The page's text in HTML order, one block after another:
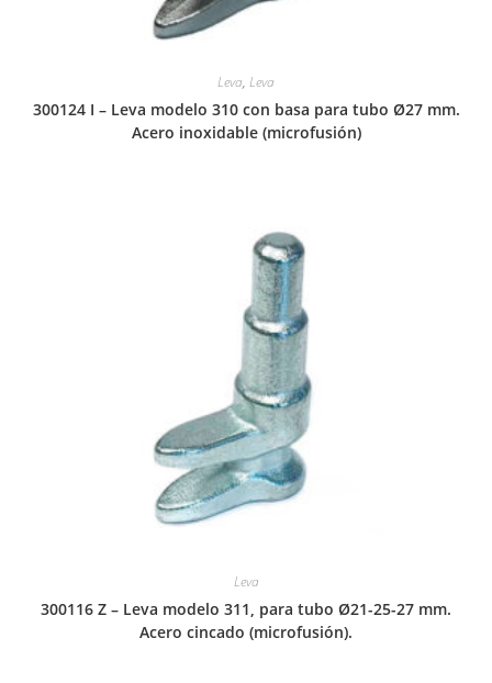
Leva, Leva
300124 I – Leva modelo 310 con basa para tubo Ø27 mm.
Acero inoxidable (microfusión)
Leva
300116 Z – Leva modelo 311, para tubo Ø21-25-27 mm.
Acero cincado (microfusión).